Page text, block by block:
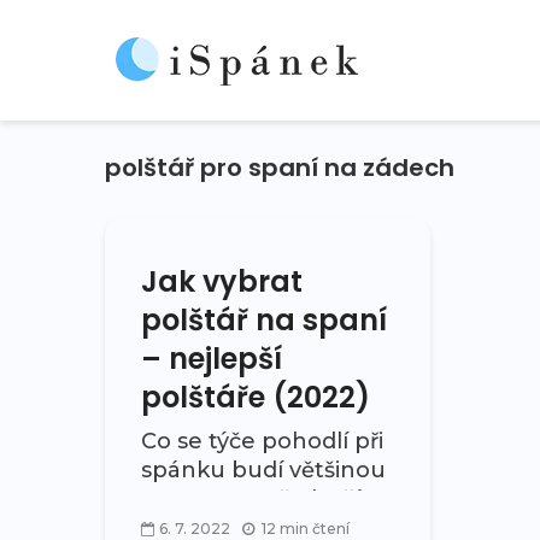
polštář pro spaní na zádech
Jak vybrat
polštář na spaní
– nejlepší
polštáře (2022)
Co se týče pohodlí při
spánku budí většinou
pozornost především
výběr matrace.
6. 7. 2022 12 min čtení